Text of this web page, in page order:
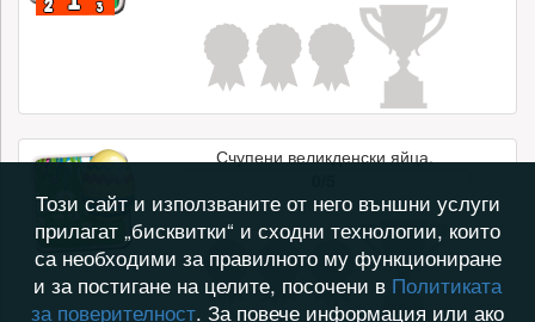
Счупени великденски яйца.
Този сайт и използваните от него външни услуги
прилагат „бисквитки“ и сходни технологии, които
са необходими за правилното му функциониране
и за постигане на целите, посочени в Политиката
за поверителност. За повече информация или ако